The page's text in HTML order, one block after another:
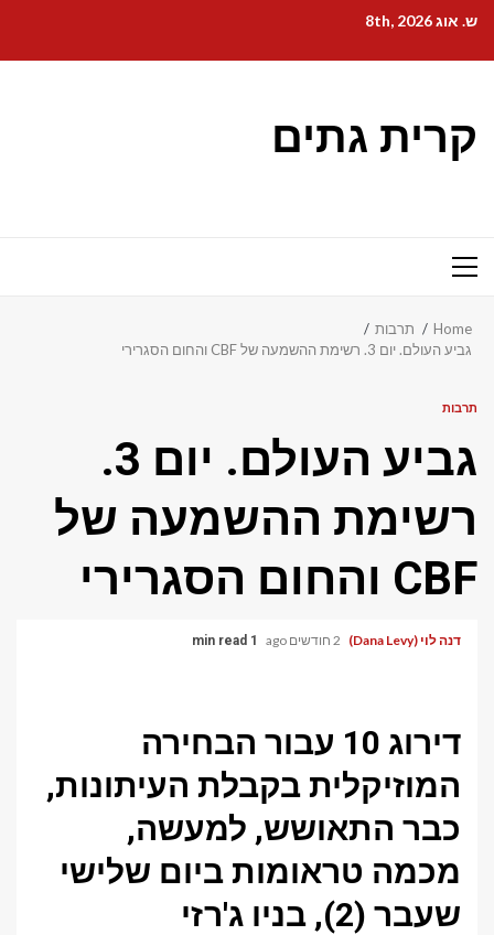
content
ש. אוג 8th, 2026
קרית גתים
Primary
Home
תרבות
גביע העולם. יום 3. רשימת ההשמעה של CBF והחום הסגרירי
תרבות
גביע העולם. יום 3.
רשימת ההשמעה של
CBF והחום הסגרירי
דנה לוי (Dana Levy) 2 חודשים ago 1 min read
דירוג 10 עבור הבחירה
המוזיקלית בקבלת העיתונות,
כבר התאושש, למעשה,
מכמה טראומות ביום שלישי
שעבר (2), בניו ג'רזי